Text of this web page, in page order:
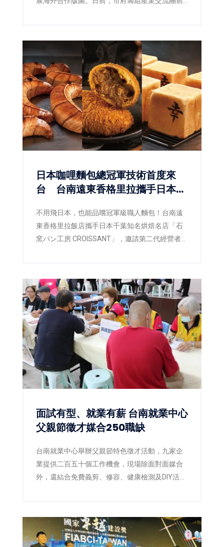
區、企業及產業聚落，掌握歐洲市場最新發展趨
勢，並促成技術交流與商業合作。其中，深耕精
密製造的允力發股份有限公司，以及專注智慧飛
行技術的瑞鑑航太科技股份有限公司，憑藉各自
核心技術優勢，成功展現臺南產業創新能量，也
為未來進軍歐洲市場奠定重要基礎。
日本咖哩麵包總冠軍技術首度來
台 台南遠東香格里拉攜手日本名
不用飛日本，也能品嚐冠軍級職人麵包！台南遠
東香格里拉飯店攜手日本千葉知名烘焙名店「石
窯パン工房 CROISSANT」，邀請第二代經營者暨
賽總冠軍的製作工藝首次完整導入台灣。即日起
至9月30日於飯店一樓「品香坊」推出17款職人
麵包，不僅帶來享譽日本的最高金賞咖哩麵包，
更搶先日本市場推出2026年最新獲獎作品「咖啡
葡萄彎月可頌」，以及人氣商品「幸福生吐
司」，讓台灣消費者率先品嚐日本最新烘焙潮
面試有型、就業有薪 台南就業中心
父親節徵才媒合250職缺
台南就業中心舉辦父親節特色徵才活動，九家企
業提供二百五十個工作機會，現場除面對面媒合
外，還結合免費義剪、修容、健康檢測及DIY活